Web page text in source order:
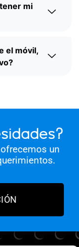
mi
el móvil,
un